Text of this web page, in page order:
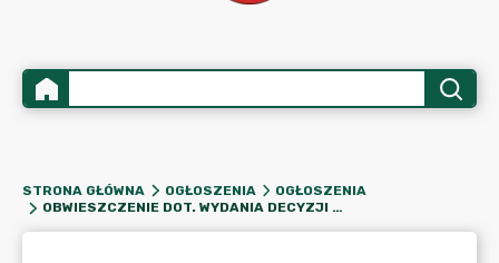
STRONA GŁÓWNA OGŁOSZENIA
OGŁOSZENIA
OBWIESZCZENIE DOT. WYDANIA DECYZJI O USTALENIU LOKALIZACJI INWESTYCJI CELU PUBLICZNEGO